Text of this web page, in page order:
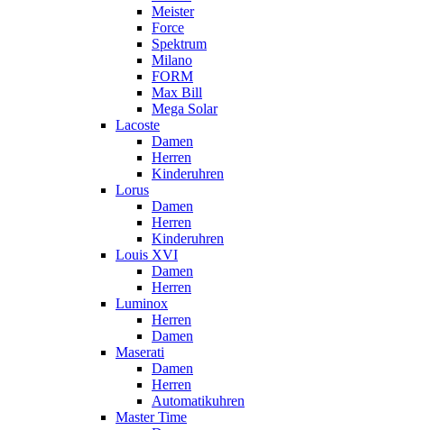
Meister
Force
Spektrum
Milano
FORM
Max Bill
Mega Solar
Lacoste
Damen
Herren
Kinderuhren
Lorus
Damen
Herren
Kinderuhren
Louis XVI
Damen
Herren
Luminox
Herren
Damen
Maserati
Damen
Herren
Automatikuhren
Master Time